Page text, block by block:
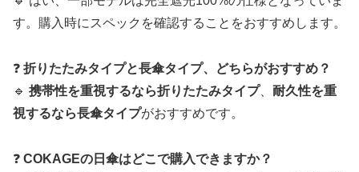
す。購入時にスペックを確認することをおすすめします。
❓ 折りたたみタイプと長傘タイプ、どちらがおすすめ？
🔹 携帯性を重視するなら折りたたみタイプ、 耐久性を重
視するなら長傘タイプがおすすめです。
❓ COKAGEの日傘はどこで購入できますか？